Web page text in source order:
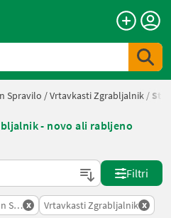
Spravilo /Vrtavkasti Zgrabljalnik /
- novo ali rabljeno
Filtri
Spravilo
x Vrtavkasti Zgrabljalnik x